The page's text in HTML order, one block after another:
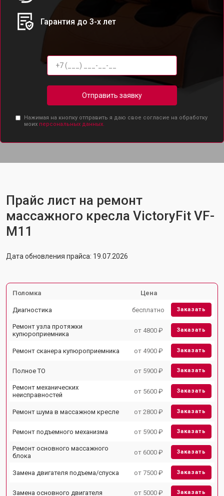
Гарантия до 3-х лет
Отправить заявку
Нажимая на кнопку отправить я даю свое согласие на обработку
моих персональных данных.
Прайс лист на ремонт
массажного кресла VictoryFit VF-
M11
Дата обновления прайса: 19.07.2026
Поломка Цена
Диагностика бесплатно Заказать
Ремонт узла протяжки
купюроприемника
от 4800 ₽ Заказать
Ремонт сканера купюроприемника от 4900 ₽ Заказать
Полное ТО от 5900 ₽ Заказать
Ремонт механических
неисправностей
от 5600 ₽ Заказать
Ремонт шума в массажном кресле от 2800 ₽ Заказать
Ремонт подъемного механизма от 5900 ₽ Заказать
Ремонт основного массажного
блока
от 6000 ₽ Заказать
Замена двигателя подъема/спуска от 7500 ₽ Заказать
Замена основного двигателя от 5000 ₽ Заказать